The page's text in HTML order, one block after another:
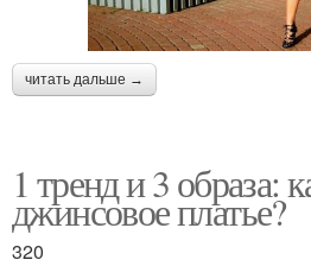
читать дальше →
1 тренд и 3 образа:
джинсовое платье?
320